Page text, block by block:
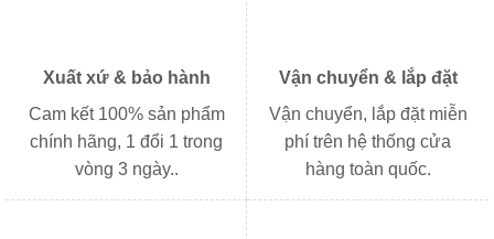
Xuất xứ & bảo hành
Cam kết 100% sản phẩm
chính hãng, 1 đổi 1 trong
vòng 3 ngày..
Vận chuyển & lắp đặt
Vận chuyển, lắp đặt miễn
phí trên hệ thống cửa
hàng toàn quốc.